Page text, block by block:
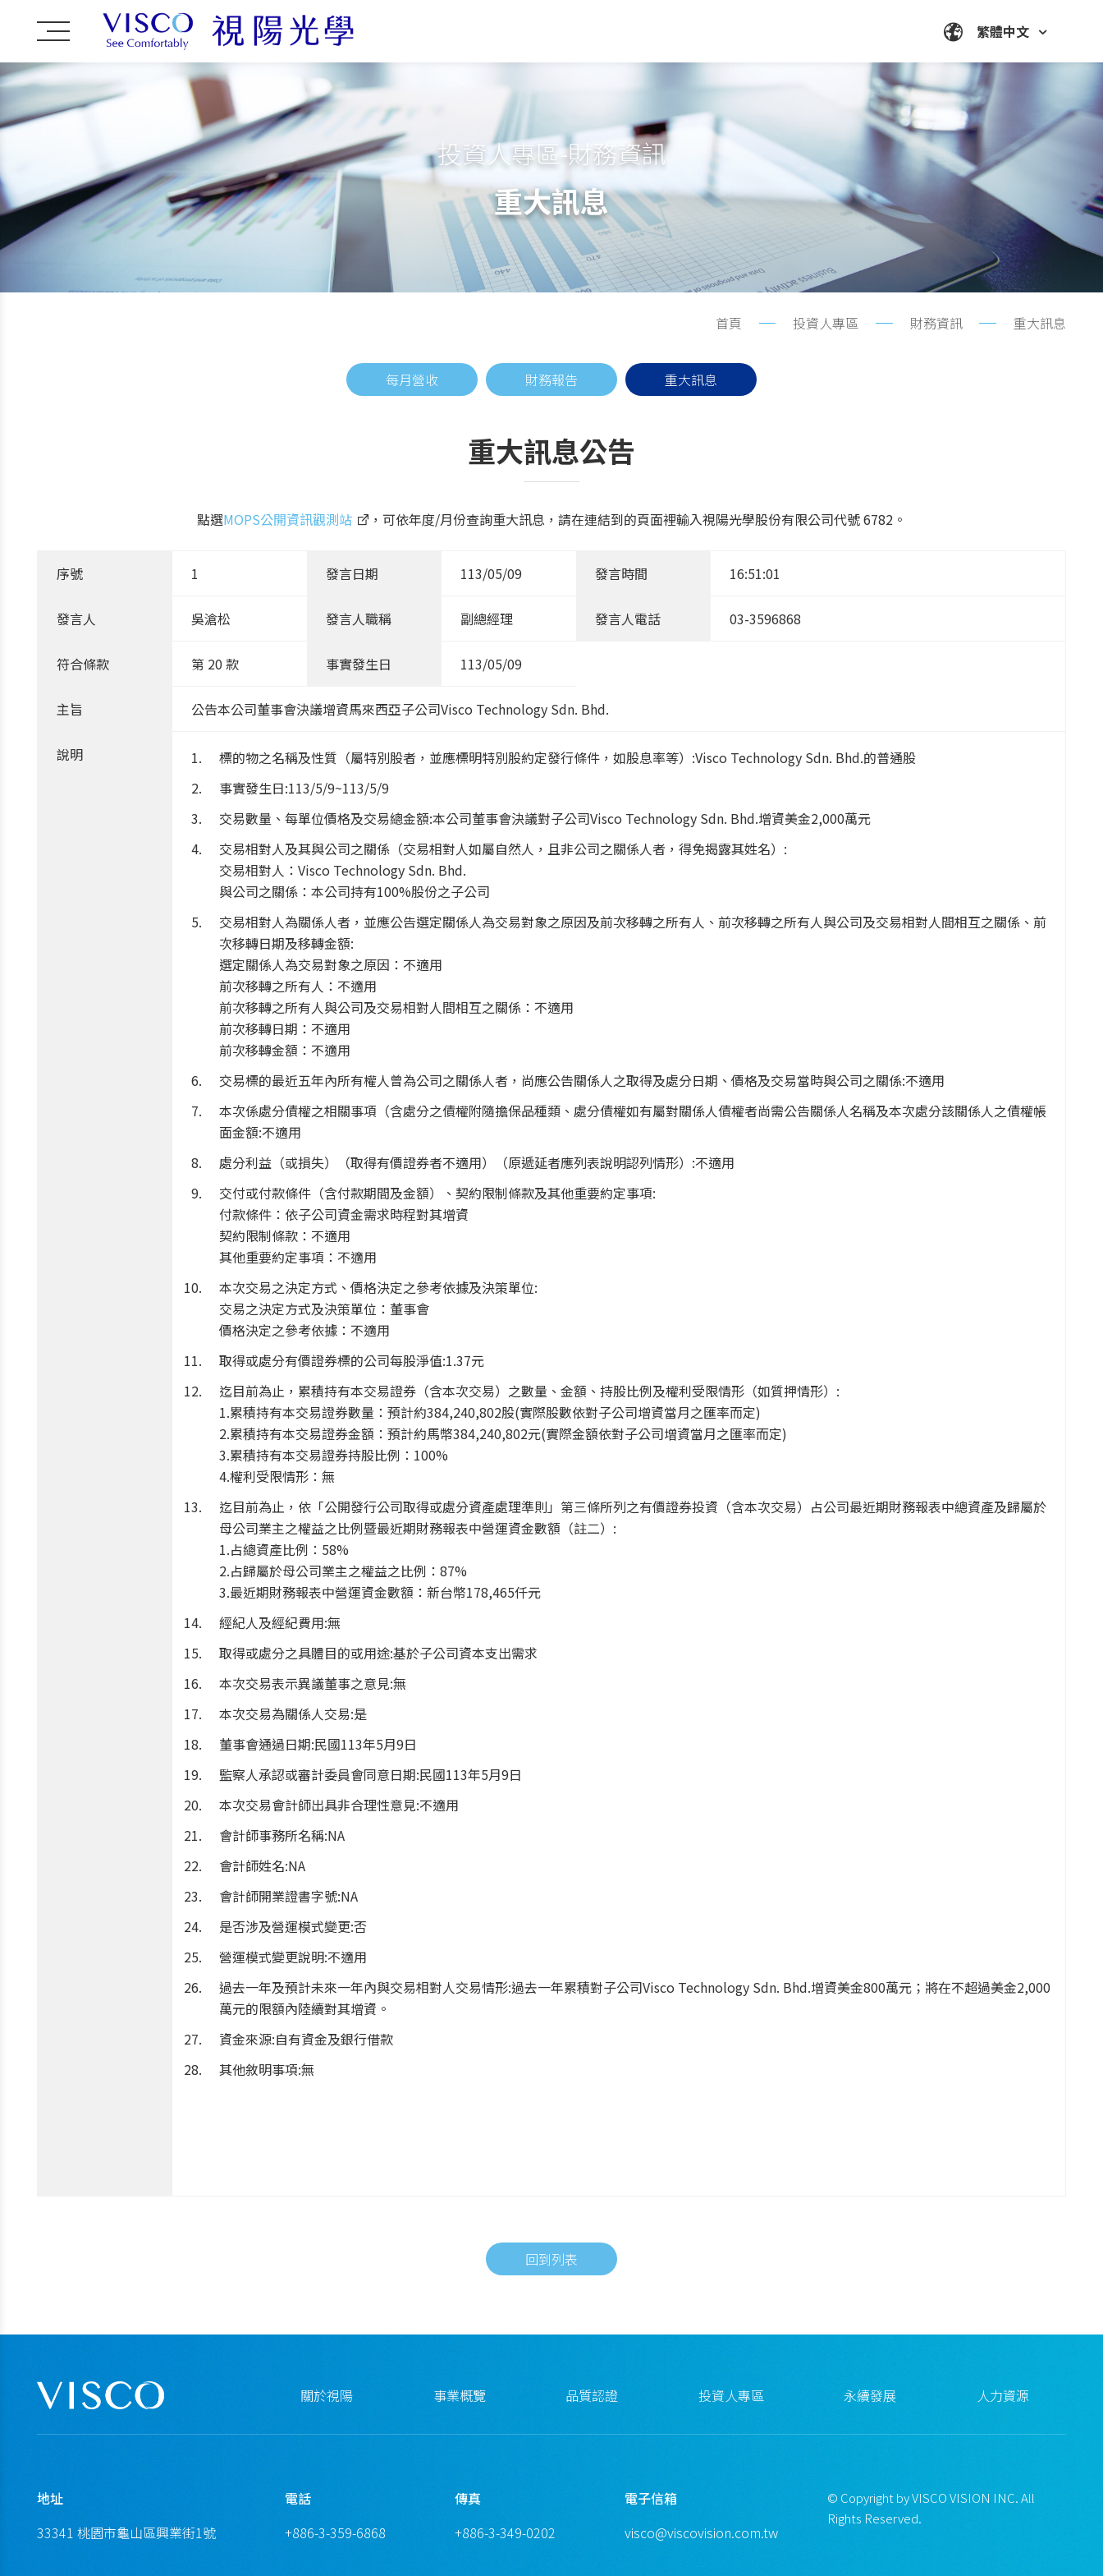
繁體中文
投資人專區-財務資訊
重大訊息
首頁 投資人專區 財務資訊 重大訊息
每月營收 財務報告 重大訊息
重大訊息公告
點選MOPS公開資訊觀測站 ，可依年度/月份查詢重大訊息，請在連結到的頁面裡輸入視陽光學股份有限公司代號 6782。
序號 1 發言日期 113/05/09 發言時間 16:51:01
發言人 吳滄松 發言人職稱 副總經理 發言人電話 03-3596868
符合條款 第 20 款 事實發生日 113/05/09
主旨 公告本公司董事會決議增資馬來西亞子公司Visco Technology Sdn. Bhd.
說明
標的物之名稱及性質（屬特別股者，並應標明特別股約定發行條件，如股息率等）:Visco Technology Sdn. Bhd.的普通股
事實發生日:113/5/9~113/5/9
交易數量、每單位價格及交易總金額:本公司董事會決議對子公司Visco Technology Sdn. Bhd.增資美金2,000萬元
交易相對人及其與公司之關係（交易相對人如屬自然人，且非公司之關係人者，得免揭露其姓名）:
交易相對人：Visco Technology Sdn. Bhd.
與公司之關係：本公司持有100%股份之子公司
交易相對人為關係人者，並應公告選定關係人為交易對象之原因及前次移轉之所有人、前次移轉之所有人與公司及交易相對人間相互之關係、前
次移轉日期及移轉金額:
選定關係人為交易對象之原因：不適用
前次移轉之所有人：不適用
前次移轉之所有人與公司及交易相對人間相互之關係：不適用
前次移轉日期：不適用
前次移轉金額：不適用
交易標的最近五年內所有權人曾為公司之關係人者，尚應公告關係人之取得及處分日期、價格及交易當時與公司之關係:不適用
本次係處分債權之相關事項（含處分之債權附隨擔保品種類、處分債權如有屬對關係人債權者尚需公告關係人名稱及本次處分該關係人之債權帳
面金額:不適用
處分利益（或損失）（取得有價證券者不適用）（原遞延者應列表說明認列情形）:不適用
交付或付款條件（含付款期間及金額）、契約限制條款及其他重要約定事項:
付款條件：依子公司資金需求時程對其增資
契約限制條款：不適用
其他重要約定事項：不適用
本次交易之決定方式、價格決定之參考依據及決策單位:
交易之決定方式及決策單位：董事會
價格決定之參考依據：不適用
取得或處分有價證券標的公司每股淨值:1.37元
迄目前為止，累積持有本交易證券（含本次交易）之數量、金額、持股比例及權利受限情形（如質押情形）:
1.累積持有本交易證券數量：預計約384,240,802股(實際股數依對子公司增資當月之匯率而定)
2.累積持有本交易證券金額：預計約馬幣384,240,802元(實際金額依對子公司增資當月之匯率而定)
3.累積持有本交易證券持股比例：100%
4.權利受限情形：無
迄目前為止，依「公開發行公司取得或處分資產處理準則」第三條所列之有價證券投資（含本次交易）占公司最近期財務報表中總資產及歸屬於
母公司業主之權益之比例暨最近期財務報表中營運資金數額（註二）:
1.占總資產比例：58%
2.占歸屬於母公司業主之權益之比例：87%
3.最近期財務報表中營運資金數額：新台幣178,465仟元
經紀人及經紀費用:無
取得或處分之具體目的或用途:基於子公司資本支出需求
本次交易表示異議董事之意見:無
本次交易為關係人交易:是
董事會通過日期:民國113年5月9日
監察人承認或審計委員會同意日期:民國113年5月9日
本次交易會計師出具非合理性意見:不適用
會計師事務所名稱:NA
會計師姓名:NA
會計師開業證書字號:NA
是否涉及營運模式變更:否
營運模式變更說明:不適用
過去一年及預計未來一年內與交易相對人交易情形:過去一年累積對子公司Visco Technology Sdn. Bhd.增資美金800萬元；將在不超過美金2,000
萬元的限額內陸續對其增資。
資金來源:自有資金及銀行借款
其他敘明事項:無
回到列表
關於視陽 事業概覽 品質認證 投資人專區 永續發展 人力資源
地址
33341 桃園市龜山區興業街1號
電話
+886-3-359-6868
傳真
+886-3-349-0202
電子信箱
visco@viscovision.com.tw
© Copyright by VISCO VISION INC. All
Rights Reserved.